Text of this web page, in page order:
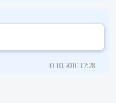
30.10.2010 12:28